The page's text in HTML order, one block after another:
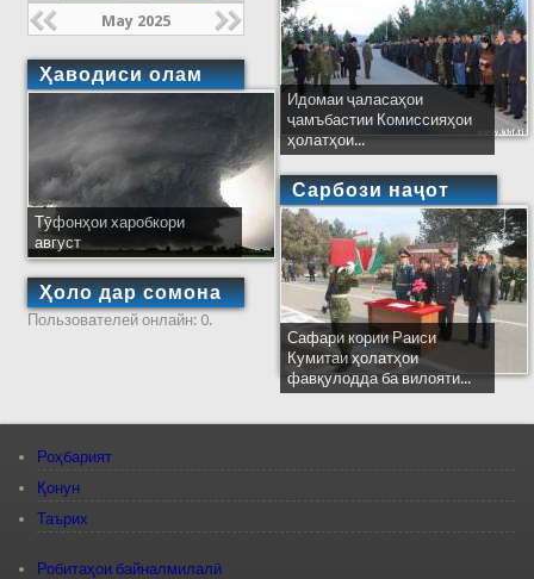
May 2025
Ҳаводиси олам
Тӯфонҳои харобкори
август
Ҳоло дар сомона
Пользователей онлайн: 0.
Идомаи ҷаласаҳои
ҷамъбастии Комиссияҳои
ҳолатҳои...
Сарбози наҷот
Сафари кории Раиси
Кумитаи ҳолатҳои
фавқулодда ба вилояти...
Роҳбарият
Қонун
Таърих
Робитаҳои байналмилалӣ